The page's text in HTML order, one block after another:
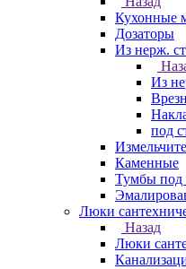
Кухонные
Дозаторы
Из нерж.
Из
под
Каменные
Тумбы под
Люки
Назад
Люки